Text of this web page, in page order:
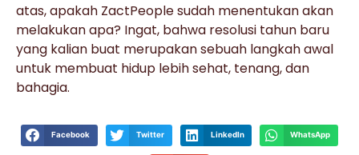
atas, apakah ZactPeople sudah menentukan akan
melakukan apa? Ingat, bahwa resolusi tahun baru
yang kalian buat merupakan sebuah langkah awal
untuk membuat hidup lebih sehat, tenang, dan
bahagia.
Facebook Twitter LinkedIn WhatsApp